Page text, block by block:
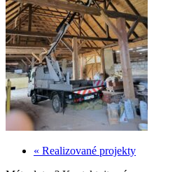
« Realizované projekty